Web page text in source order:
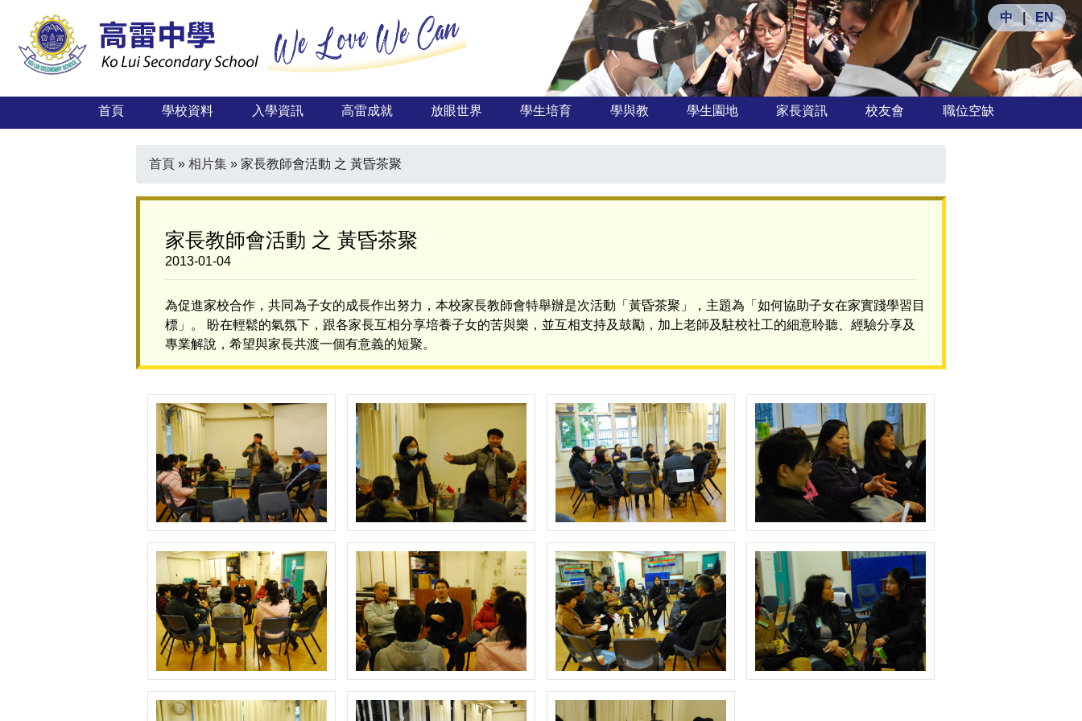
中 | EN
首頁 學校資料 入學資訊 高雷成就 放眼世界 學生培育 學與教 學生園地 家長資訊 校友會 職位空缺
首頁 »相片集 »家長教師會活動 之 黃昏茶聚
家長教師會活動 之 黃昏茶聚
2013-01-04
為促進家校合作，共同為子女的成長作出努力，本校家長教師會特舉辦是次活動「黃昏茶聚」，主題為「如何協助子女在家實踐學習目
標」。 盼在輕鬆的氣氛下，跟各家長互相分享培養子女的苦與樂，並互相支持及鼓勵，加上老師及駐校社工的細意聆聽、經驗分享及
專業解說，希望與家長共渡一個有意義的短聚。